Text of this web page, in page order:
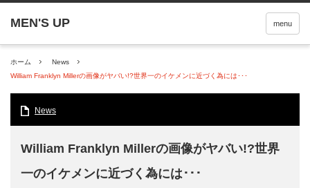
menu
ホーム
News
William Franklyn Millerの画像がヤバい!?世界一のイケメンに近づく為には･･･
News
William Franklyn Millerの画像がヤバい!?世界
一のイケメンに近づく為には･･･